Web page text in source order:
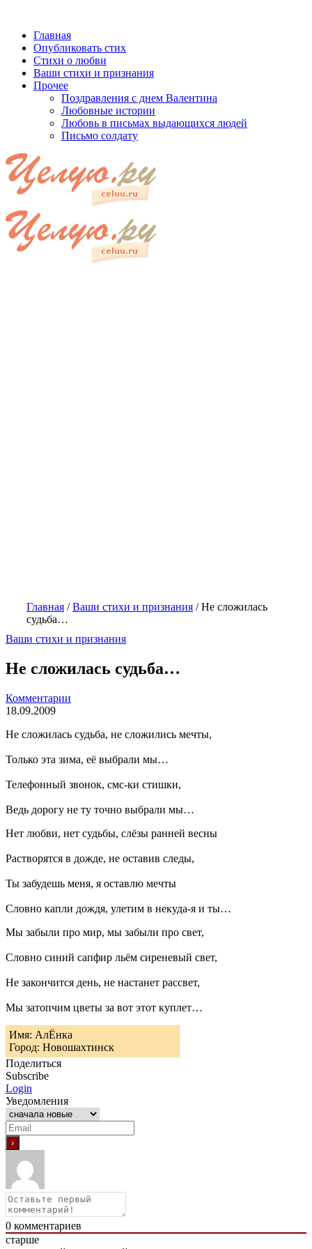
Главная
Опубликовать стих
Стихи о любви
Ваши стихи и признания
Прочее
Поздравления с днем Валентина
Любовные истории
Любовь в письмах выдающихся людей
Письмо солдату
Главная /Ваши стихи и признания /Не сложилась
судьба…
Ваши стихи и признания
Не сложилась судьба…
Комментарии
18.09.2009
Не сложилась судьба, не сложились мечты,
Только эта зима, её выбрали мы…
Телефонный звонок, смс-ки стишки,
Ведь дорогу не ту точно выбрали мы…
Нет любви, нет судьбы, слёзы ранней весны
Растворятся в дожде, не оставив следы,
Ты забудешь меня, я оставлю мечты
Словно капли дождя, улетим в некуда-я и ты…
Мы забыли про мир, мы забыли про свет,
Словно синий сапфир льём сиреневый свет,
Не закончится день, не настанет рассвет,
Мы затопчим цветы за вот этот куплет…
Имя: АлЁнка
Город: Новошахтинск
Поделиться
Subscribe
Login
Уведомления
0 комментариев
старше